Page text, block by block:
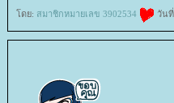
ดย: สมาชิกหมายเลข 3902534 วันที่